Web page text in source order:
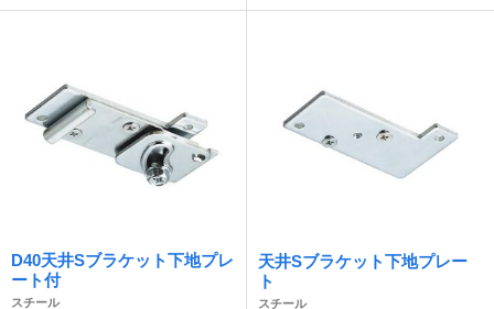
D40天井Sブラケット下地プレ
ート付
スチール
天井Sブラケット下地プレー
ト
スチール